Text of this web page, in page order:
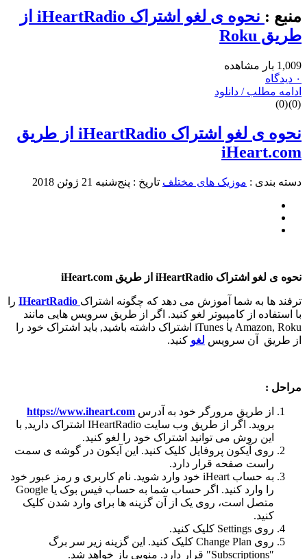
منبع :
نحوه ی لغو اشتراک iHeartRadio از
طریق Roku
1,009 بار مشاهده
۰ دیدگاه
ادامه مطلب / دانلود
(
0
)
(
0
)
نحوه ی لغو اشتراک iHeartRadio از طریق
iHeart.com
دسته بندی : موزیک های مختلف تاریخ : پنج‌شنبه 21 ژوئن 2018
نحوه ی لغو اشتراک iHeartRadio از طریق iHeart.com
ترفند ها به شما آموزش می دهد که چگونه اشتراک
را
با استفاده از کامپیوتر لغو کنید. اگر از طریق سرویس هایی مانند
Amazon, Roku یا iTunes اشتراک داشته باشید, باید اشتراک خود را
از طریق آن سرویس لغو کنید.
مراحل :
از طریق مرورگر خود به آدرس https://www.iheart.com
بروید. اگر از طریق وب سایت IHeartRadio اشتراک دارید, با
این روش می توانید اشتراک خود را لغو کنید.
روی آیکون پروفایل کلیک کنید. این آیکون در گوشه ی سمت
راست صفحه قرار دارد.
به حساب iHeart خود وارد شوید. نام کاربری و رمز عبور خود
را وارد کنید. اگر حساب شما به حساب فیس بوک یا Google
متصل است، روی یک از آن گزینه ها برای وارد شدن کلیک
کنید.
روی Settings کلیک کنید.
روی Change Plan کلیک کنید. این گزینه زیر سر برگ
″Subscriptions″ قرار دارد. منویی باز خواهد شد.